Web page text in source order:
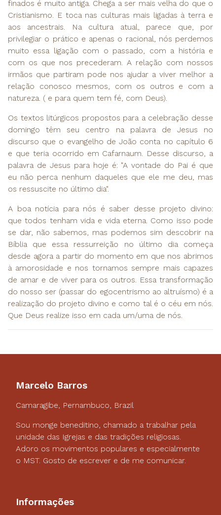
finados é muito antiga. Chega a ser mais velha do que o
Cristianismo. E toca nas culturas mais ligadas à terra e
aos ancestrais. Na cultura atual, parece que, por
privilegiar o prático e apenas o racional, nós perdemos
muito essa ligação com o passado, com a história e
com os que nos precederam. A relação com nossos
irmãos que partiram pode nos ajudar a viver melhor a
relação conosco mesmos, com os outros e com a
natureza. ( e para quem tem fé, com Deus).
Os textos litúrgicos propostos para a celebração desse
domingo têm seu centro na palavra de Jesus no
discurso que o evangelho de João conta no capítulo 6
e que teria ocorrido em Cafarnaum. Desse discurso, a
palavra de Jesus para hoje é: "A vontade do Pai é que
eu não perca nenhum daqueles que ele me deu, mas
os ressuscite no último dia".
A boa notícia para nós é saber desse projeto divino:
que todos tenham vida e vida eterna. Como isso pode
se dar, não sabemos, mas podemos sim descobrir na
Bíblia que essa ressurreição no último dia começa
desde agora a partir do momento em que nos abrimos
à amorosidade e nos tornamos sempre mais capazes
de amar e de viver para os outros. Essa transformação
do nosso ser (passar do egocentrismo ao altruísmo) é a
realização do projeto divino e como tal é o céu em nós.
Que Deus realize isso em cada um/uma de nós.
Marcelo Barros
Camaragibe, Pernambuco, Brazil
Sou monge beneditino, chamado a trabalhar pela
unidade das Igrejas e das tradições religiosas.
Adoro os movimentos populares e especialmente
o MST. Gosto de escrever e de me comunicar.
Informações